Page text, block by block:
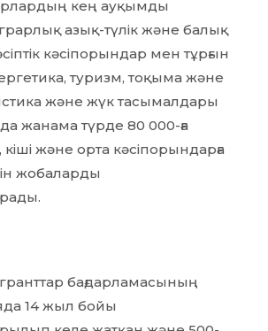
кең ауқымды
азық-түлік және балық
кәсіпорындар мен тұрғын
туризм, тоқыма және
және жүк тасымалдары
жанама түрде 80 000-ға
кіші және орта кәсіпорындарға
жобаларды
бағдарламасының
14 жыл бойы